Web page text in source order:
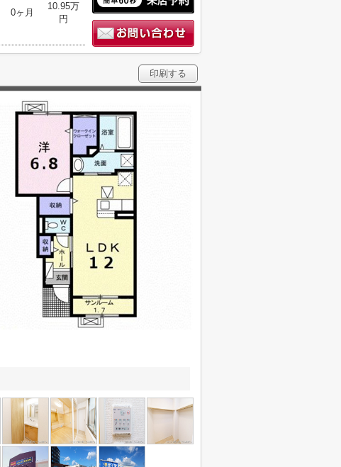
0ヶ月
10.95万
円
印刷する